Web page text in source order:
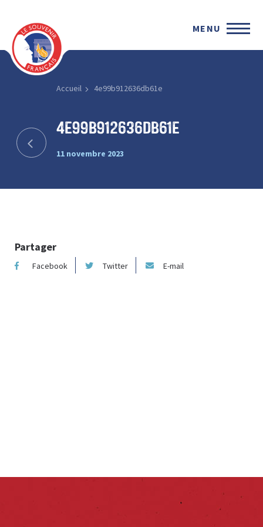
MENU
Accueil 4e99b912636db61e
4e99b912636db61e
11 novembre 2023
Partager
Facebook Twitter E-mail